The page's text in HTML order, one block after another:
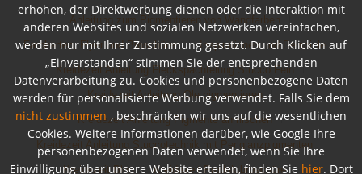
Anleitung zum Pigmentieren von Wandfarben
Farbkarten, Flyer und Broschüren Inspirationen und Beispiele
Kreidezeit Anleitung Fleckspachtelung Stucco Fein
Kreidezeit Anleitung Öle pigmentieren
Kreidezeit Anleitung Pigmente anmischen
Kreidezeit Anleitung Stuccotechnik mit Perlglanzpigmenten
Kreidezeit Blog Kreidezeit Produktbroschüre
erhöhen, der Direktwerbung dienen oder die Interaktion mit
anderen Websites und sozialen Netzwerken vereinfachen,
werden nur mit Ihrer Zustimmung gesetzt. Durch Klicken auf
„Einverstanden“ stimmen Sie der entsprechenden
Datenverarbeitung zu. Cookies und personenbezogene Daten
werden für personalisierte Werbung verwendet. Falls Sie dem
nicht zustimmen , beschränken wir uns auf die wesentlichen
Cookies. Weitere Informationen darüber, wie Google Ihre
personenbezogenen Daten verwendet, wenn Sie Ihre
Einwilligung über unsere Website erteilen, finden Sie hier. Dort